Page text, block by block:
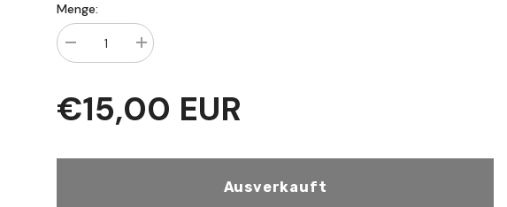
Menge:
verringern
Hilaf
beynel
Menge
erhöhen
Hilaf
beynel
€15,00 EUR
Ausverkauft